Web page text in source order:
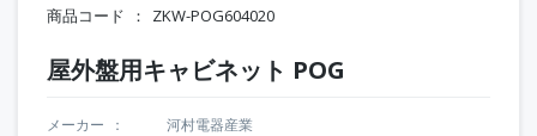
商品コード ZKW-POG604020
屋外盤用キャビネット POG
メーカー
河村電器産業